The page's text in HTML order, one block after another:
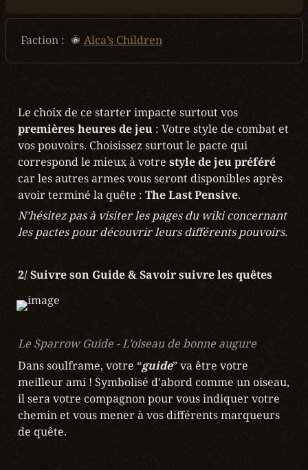
Faction : Alca’s Children
premières heures de jeu : Votre style de combat et
vos pouvoirs. Choisissez surtout le pacte qui
correspond le mieux à votre
car les autres armes vous seront disponibles après
avoir terminé la quête : The Last Pensive.
N’hésitez pas à visiter les pages du wiki concernant
les pactes pour découvrir leurs différents pouvoirs.
Le Sparrow Guide - L’oiseau de bonne augure
Dans soulframe, votre “guide” va être votre
meilleur ami ! Symbolisé d’abord comme un oiseau,
il sera votre compagnon pour vous indiquer votre
chemin et vous mener à vos différents marqueurs
de quête.